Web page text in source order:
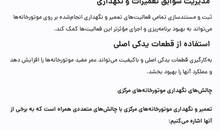
ثبت و مستندسازی تمامی فعالیت‌های تعمیر و نگهداری انجام‌شده بر روی موتورخانه‌ها
می‌تواند به بهبود برنامه‌ریزی و اجرای مؤثرتر این فعالیت‌ها کمک کند.
استفاده از قطعات یدکی اصلی
به‌کارگیری قطعات یدکی اصلی و باکیفیت می‌تواند عمر مفید موتورخانه‌ها را افزایش دهد
و عملکرد آنها را بهبود بخشد.
چالش‌های نگهداری موتورخانه‌های مرکزی
تعمیر و نگهداری موتورخانه‌های مرکزی با چالش‌های متعددی همراه است که به برخی از
آنها اشاره می‌کنیم: